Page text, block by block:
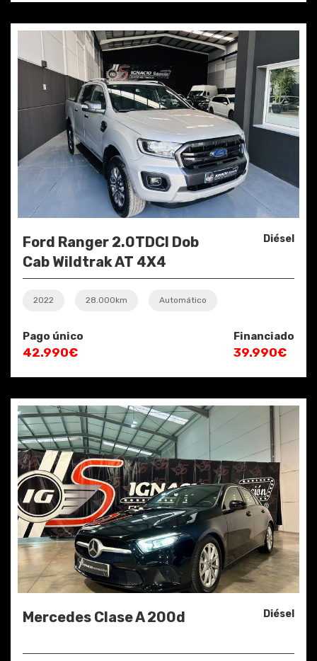
Ford Ranger 2.0TDCI Dob
Cab Wildtrak AT 4X4
Diésel
2022 28.000km Automático
Pago único
42.990€
Financiado
39.990€
Mercedes Clase A 200d Diésel